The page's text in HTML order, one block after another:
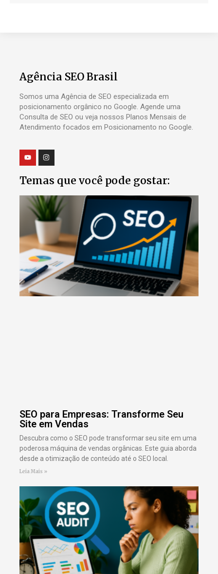
Agência SEO Brasil
Somos uma Agência de SEO especializada em
posicionamento orgânico no Google. Agende uma
Consulta de SEO ou veja nossos Planos Mensais de
Atendimento focados em Posicionamento no Google.
Temas que você pode gostar:
SEO para Empresas: Transforme Seu
Site em Vendas
Descubra como o SEO pode transformar seu site em uma
poderosa máquina de vendas orgânicas. Este guia aborda
desde a otimização de conteúdo até o SEO local.
Leia Mais »